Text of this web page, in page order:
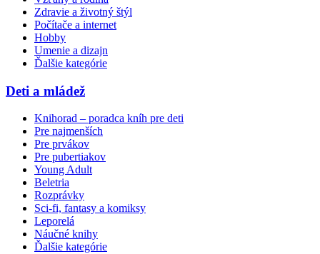
Zdravie a životný štýl
Počítače a internet
Hobby
Umenie a dizajn
Ďalšie kategórie
Deti a mládež
Knihorad – poradca kníh pre deti
Pre najmenších
Pre prvákov
Pre pubertiakov
Young Adult
Beletria
Rozprávky
Sci-fi, fantasy a komiksy
Leporelá
Náučné knihy
Ďalšie kategórie